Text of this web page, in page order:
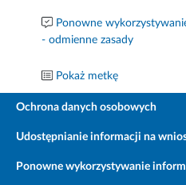
Ponowne
- odmienne zasady
Pokaż metkę
Ochrona danych osobowych
Udostępnianie informacji na
Ponowne wykorzystywanie